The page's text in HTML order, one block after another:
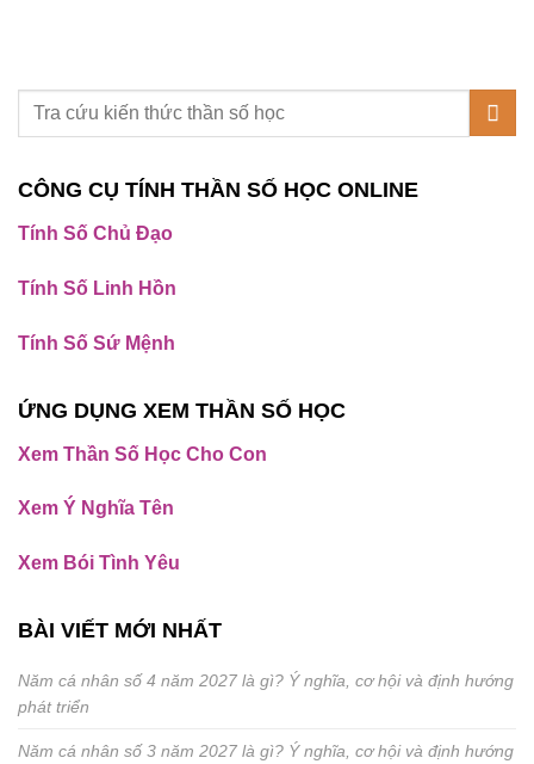
CÔNG CỤ TÍNH THẦN SỐ HỌC ONLINE
Tính Số Chủ Đạo
Tính Số Linh Hồn
Tính Số Sứ Mệnh
ỨNG DỤNG XEM THẦN SỐ HỌC
Xem Thần Số Học Cho Con
Xem Ý Nghĩa Tên
Xem Bói Tình Yêu
BÀI VIẾT MỚI NHẤT
Năm cá nhân số 4 năm 2027 là gì? Ý nghĩa, cơ hội và định hướng
phát triển
Năm cá nhân số 3 năm 2027 là gì? Ý nghĩa, cơ hội và định hướng